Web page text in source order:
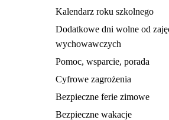
Kalendarz roku szkolnego
Dodatkowe dni wolne od
wychowawczych
Pomoc, wsparcie, porada
Cyfrowe zagrożenia
Bezpieczne ferie zimowe
Bezpieczne wakacje